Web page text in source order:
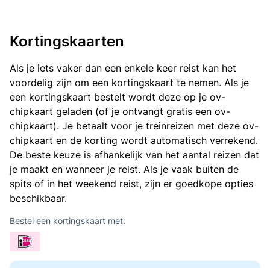
Kortingskaarten
Als je iets vaker dan een enkele keer reist kan het
voordelig zijn om een kortingskaart te nemen. Als je
een kortingskaart bestelt wordt deze op je ov-
chipkaart geladen (of je ontvangt gratis een ov-
chipkaart). Je betaalt voor je treinreizen met deze ov-
chipkaart en de korting wordt automatisch verrekend.
De beste keuze is afhankelijk van het aantal reizen dat
je maakt en wanneer je reist. Als je vaak buiten de
spits of in het weekend reist, zijn er goedkope opties
beschikbaar.
Bestel een kortingskaart met: